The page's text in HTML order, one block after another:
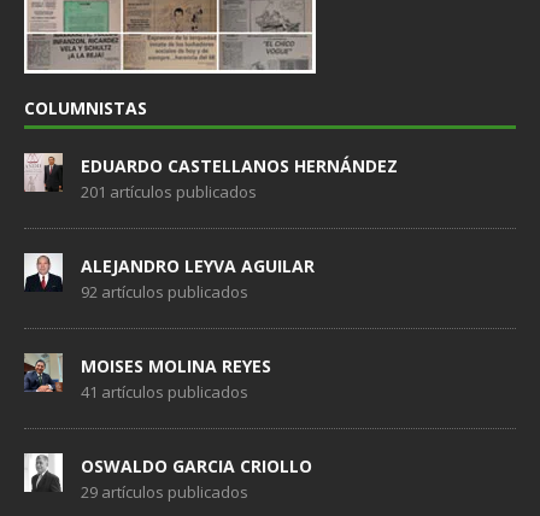
COLUMNISTAS
EDUARDO CASTELLANOS HERNÁNDEZ
201 artículos publicados
ALEJANDRO LEYVA AGUILAR
92 artículos publicados
MOISES MOLINA REYES
41 artículos publicados
OSWALDO GARCIA CRIOLLO
29 artículos publicados